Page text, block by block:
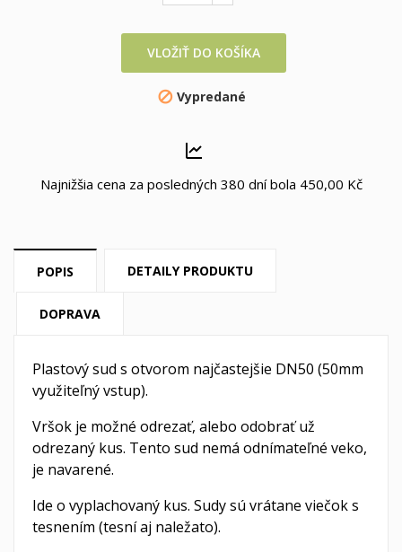
VLOŽIŤ DO KOŠÍKA
 Vypredané
Najnižšia cena za posledných 380 dní bola 450,00 Kč
POPIS DETAILY PRODUKTU
DOPRAVA
Plastový sud s otvorom najčastejšie DN50 (50mm
využiteľný vstup).
Vršok je možné odrezať, alebo odobrať už
odrezaný kus. Tento sud nemá odnímateľné veko,
je navarené.
Ide o vyplachovaný kus. Sudy sú vrátane viečok s
tesnením (tesní aj naležato).